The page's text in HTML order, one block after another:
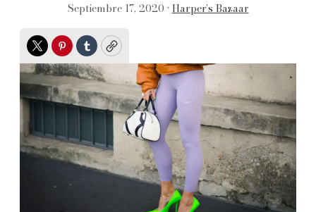
Septiembre 17, 2020 • Harper’s Bazaar
TwitterPinterest
TumblrCopy